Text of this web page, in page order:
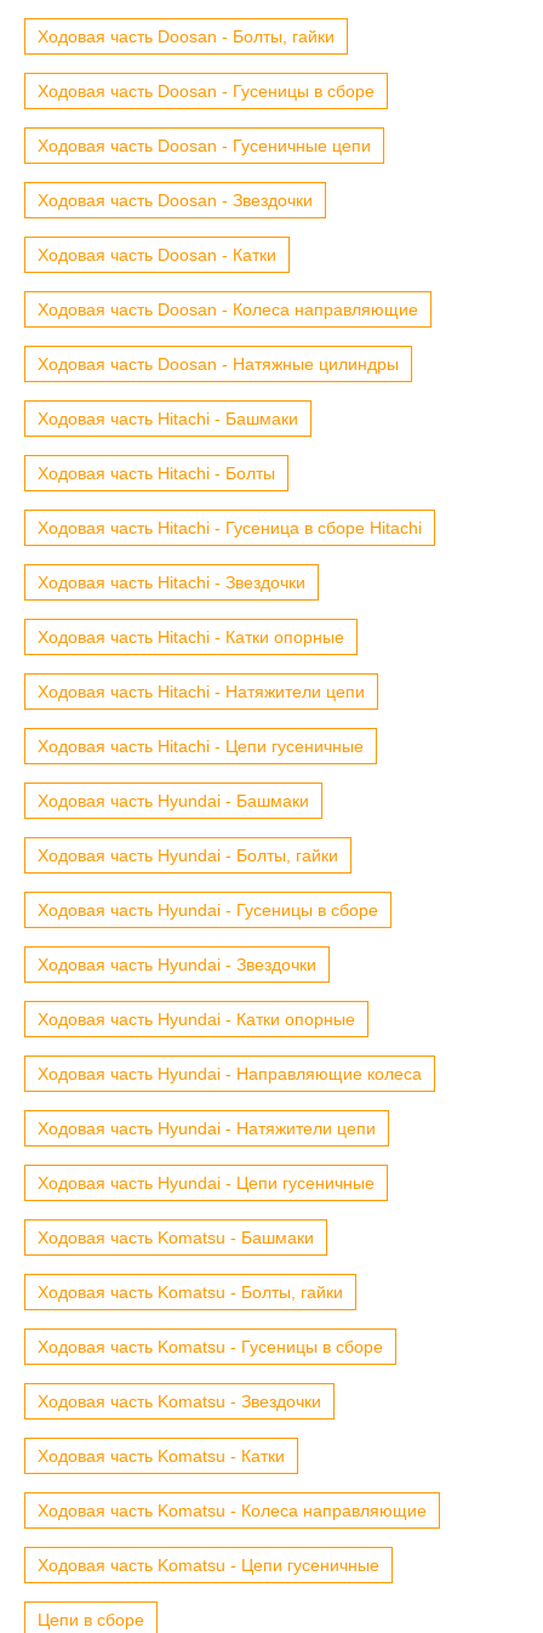
Ходовая часть Doosan - Болты, гайки
Ходовая часть Doosan - Гусеницы в сборе
Ходовая часть Doosan - Гусеничные цепи
Ходовая часть Doosan - Звездочки
Ходовая часть Doosan - Катки
Ходовая часть Doosan - Колеса направляющие
Ходовая часть Doosan - Натяжные цилиндры
Ходовая часть Hitachi - Башмаки
Ходовая часть Hitachi - Болты
Ходовая часть Hitachi - Гусеница в сборе Hitachi
Ходовая часть Hitachi - Звездочки
Ходовая часть Hitachi - Катки опорные
Ходовая часть Hitachi - Натяжители цепи
Ходовая часть Hitachi - Цепи гусеничные
Ходовая часть Hyundai - Башмаки
Ходовая часть Hyundai - Болты, гайки
Ходовая часть Hyundai - Гусеницы в сборе
Ходовая часть Hyundai - Звездочки
Ходовая часть Hyundai - Катки опорные
Ходовая часть Hyundai - Направляющие колеса
Ходовая часть Hyundai - Натяжители цепи
Ходовая часть Hyundai - Цепи гусеничные
Ходовая часть Komatsu - Башмаки
Ходовая часть Komatsu - Болты, гайки
Ходовая часть Komatsu - Гусеницы в сборе
Ходовая часть Komatsu - Звездочки
Ходовая часть Komatsu - Катки
Ходовая часть Komatsu - Колеса направляющие
Ходовая часть Komatsu - Цепи гусеничные
Цепи в сборе